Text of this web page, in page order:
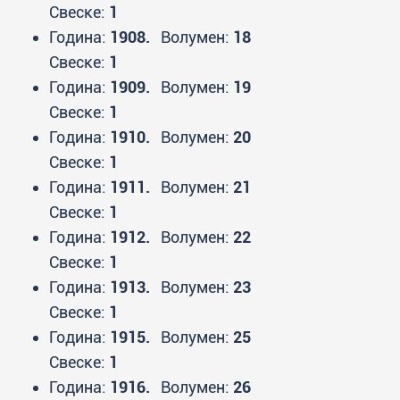
Свеске: 1
Година: 1908. Волумен: 18
Свеске: 1
Година: 1909. Волумен: 19
Свеске: 1
Година: 1910. Волумен: 20
Свеске: 1
Година: 1911. Волумен: 21
Свеске: 1
Година: 1912. Волумен: 22
Свеске: 1
Година: 1913. Волумен: 23
Свеске: 1
Година: 1915. Волумен: 25
Свеске: 1
Година: 1916. Волумен: 26